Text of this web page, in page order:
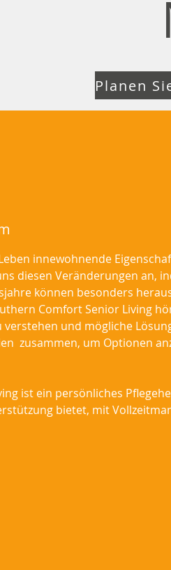
innewohnende
diesen Veränderungen an,
können besonders
Comfort Senior Living
verstehen und mögliche
zusammen, um Optionen
ist ein persönliches
bietet, mit